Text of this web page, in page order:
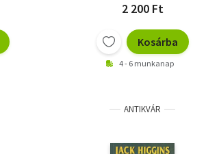
2 200 Ft
Kosárba
4 - 6 munkanap
ANTIKVÁR